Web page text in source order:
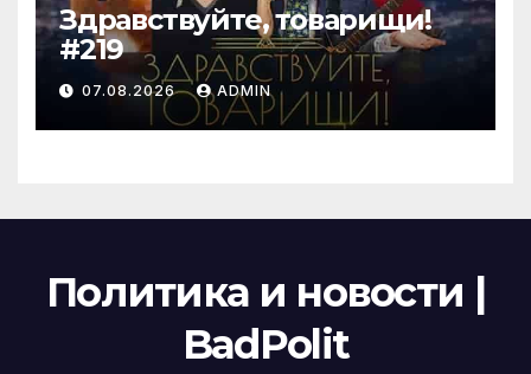
Здравствуйте, товарищи!
#219
07.08.2026 ADMIN
Политика и новости |
BadPolit